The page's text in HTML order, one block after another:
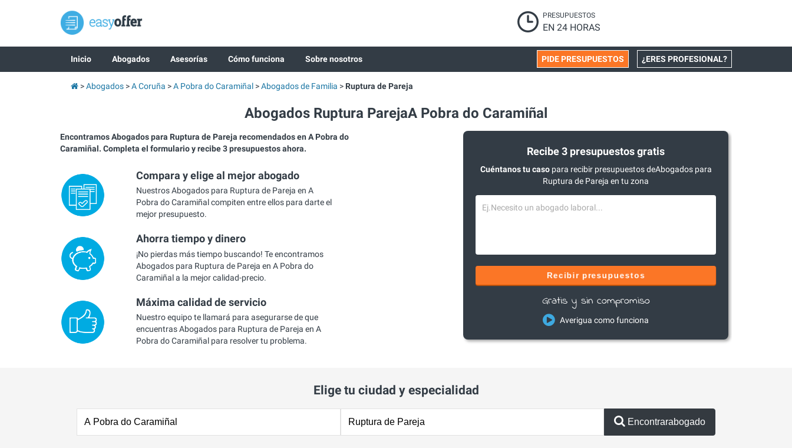
PRESUPUESTOS
EN 24 HORAS
Inicio Abogados Asesorías Cómo funciona Sobre nosotros ¿ERES PROFESIONAL?
PIDE PRESUPUESTOS
Abogados A Coruña A Pobra do Caramiñal Abogados de Familia Ruptura de Pareja
Abogados Ruptura ParejaA Pobra do Caramiñal
Encontramos Abogados para Ruptura de Pareja recomendados en A Pobra do
Caramiñal. Completa el formulario y recibe 3 presupuestos ahora.
Compara y elige al mejor abogado
Nuestros Abogados para Ruptura de Pareja en A
Pobra do Caramiñal compiten entre ellos para darte el
mejor presupuesto.
Ahorra tiempo y dinero
¡No pierdas más tiempo buscando! Te encontramos
Abogados para Ruptura de Pareja en A Pobra do
Caramiñal a la mejor calidad-precio.
Máxima calidad de servicio
Nuestro equipo te llamará para asegurarse de que
encuentras Abogados para Ruptura de Pareja en A
Pobra do Caramiñal para resolver tu problema.
Recibe 3 presupuestos gratis
Cuéntanos tu casopara recibir presupuestos deAbogados para
Ruptura de Pareja en tu zona
Recibir presupuestos
Gratis y sin compromiso
Averigua como funciona
Elige tu ciudad y especialidad
Encontrarabogado